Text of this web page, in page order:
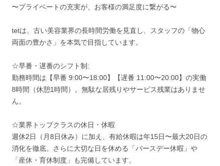
〜プライベートの充実が、お客様の満足度に繋がる〜
tetは、古い美容業界の長時間労働を見直し、スタッフの「物心
両面の豊かさ」を本気で目指しています。
☆早番・遅番のシフト制:
勤務時間は【早番 9:00〜18:00】【遅番 11:00〜20:00】の実働
8時間（休憩1時間）。無駄な居残りやサービス残業はありませ
ん。
☆業界トップクラスの休日・休暇
週休2日（月8日休み）に加え、有給休暇は年15日〜最大20日の
消化を徹底。さらに大切な日を休める「バースデー休暇」や
「産休・育休制度」も完備しています。